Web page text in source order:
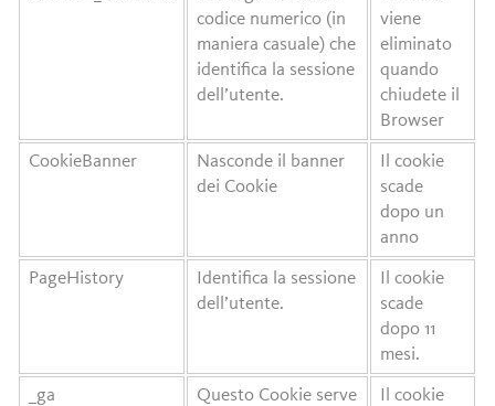
codice numerico (in
maniera casuale) che
identifica la sessione
dell’utente.
viene
eliminato
quando
chiudete il
Browser
CookieBanner
Nasconde il banner
dei Cookie
Il cookie
scade
dopo un
anno
PageHistory
Identifica la sessione
dell’utente.
Il cookie
scade
dopo 11
mesi.
_ga
Questo Cookie serve
Il cookie